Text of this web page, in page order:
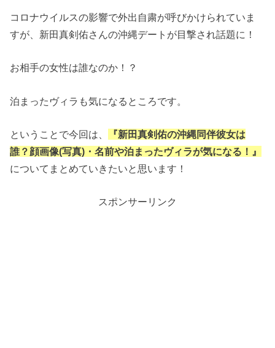
コロナウイルスの影響で外出自粛が呼びかけられていま
すが、新田真剣佑さんの沖縄デートが目撃され話題に！
お相手の女性は誰なのか！？
泊まったヴィラも気になるところです。
ということで今回は、
『新田真剣佑の沖縄同伴彼女は
誰？顔画像(写真)・名前や泊まったヴィラが気になる！』
についてまとめていきたいと思います！
スポンサーリンク